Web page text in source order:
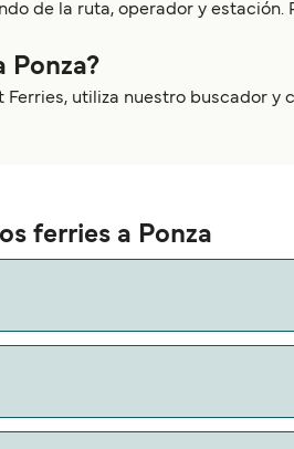
de la ruta, operador y
Ponza?
Ferries, utiliza nuestro buscador
ferries a Ponza